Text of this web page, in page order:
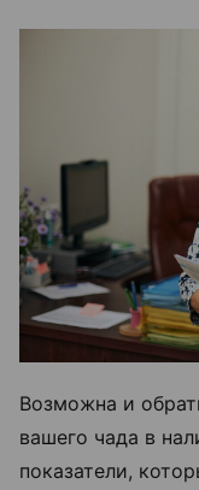
Возможна и
вашего чада в
показатели,